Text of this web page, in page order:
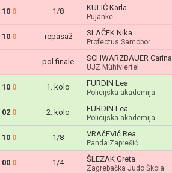
10 0 1/8 KULIĆ Karla
Pujanke
10 0 repasaž SLAČEK Nika
Profectus Samobor
pol finale SCHWARZBAUER Carina
UJZ Mühlviertel
10 0 1. kolo FURDIN Lea
Policijska akademija
02 0 2. kolo FURDIN Lea
Policijska akademija
10 0 1/8 VRAčEVIć Rea
Panda Zaprešić
00 0 1/4 ŠLEZAK Greta
Zagrebačka Judo Škola